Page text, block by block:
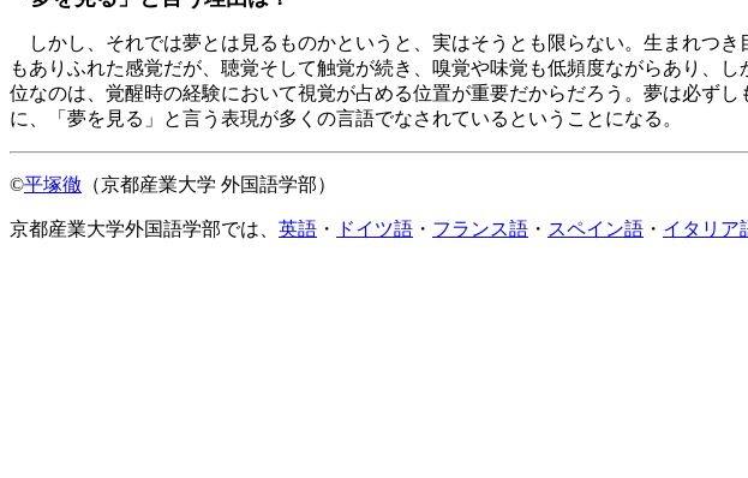
しかし、それでは夢とは見るものかというと、実はそうとも限らない。生まれつ
もありふれた感覚だが、聴覚そして触覚が続き、嗅覚や味覚も低頻度ながらあり、
位なのは、覚醒時の経験において視覚が占める位置が重要だからだろう。夢は必ず
に、「夢を見る」と言う表現が多くの言語でなされているということになる。
©平塚徹 （京都産業大学 外国語学部）
京都産業大学外国語学部では、 英語 ・ ドイツ語 ・ フランス語 ・ スペイン語 ・ イタリア